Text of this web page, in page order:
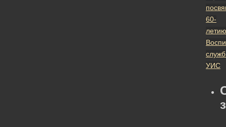
60-
летию
УИС